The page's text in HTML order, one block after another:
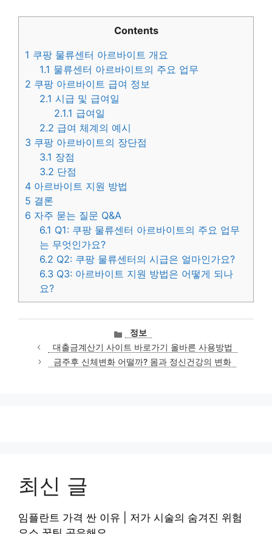
Contents
1 쿠팡 물류센터 아르바이트 개요
1.1 물류센터 아르바이트의 주요 업무
2 쿠팡 아르바이트 급여 정보
2.1 시급 및 급여일
2.1.1 급여일
2.2 급여 체계의 예시
3 쿠팡 아르바이트의 장단점
3.1 장점
3.2 단점
4 아르바이트 지원 방법
5 결론
6 자주 묻는 질문 Q&A
6.1 Q1: 쿠팡 물류센터 아르바이트의 주요 업무
는 무엇인가요?
6.2 Q2: 쿠팡 물류센터의 시급은 얼마인가요?
6.3 Q3: 아르바이트 지원 방법은 어떻게 되나
요?
카
테
고
리
정보
대출금계산기 사이트 바로가기 올바른 사용방법
금주후 신체변화 어떨까? 몸과 정신건강의 변화
최신 글
임플란트 가격 싼 이유 | 저가 시술의 숨겨진 위험